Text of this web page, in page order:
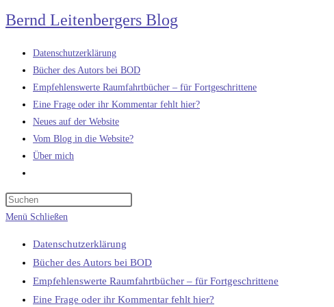
Zum
Inhalt
springen
Bernd Leitenbergers Blog
Datenschutzerklärung
Bücher des Autors bei BOD
Empfehlenswerte Raumfahrtbücher – für Fortgeschrittene
Eine Frage oder ihr Kommentar fehlt hier?
Neues auf der Website
Vom Blog in die Website?
Über mich
umschalten
Menü Schließen
Datenschutzerklärung
Bücher des Autors bei BOD
Empfehlenswerte Raumfahrtbücher – für Fortgeschrittene
Eine Frage oder ihr Kommentar fehlt hier?